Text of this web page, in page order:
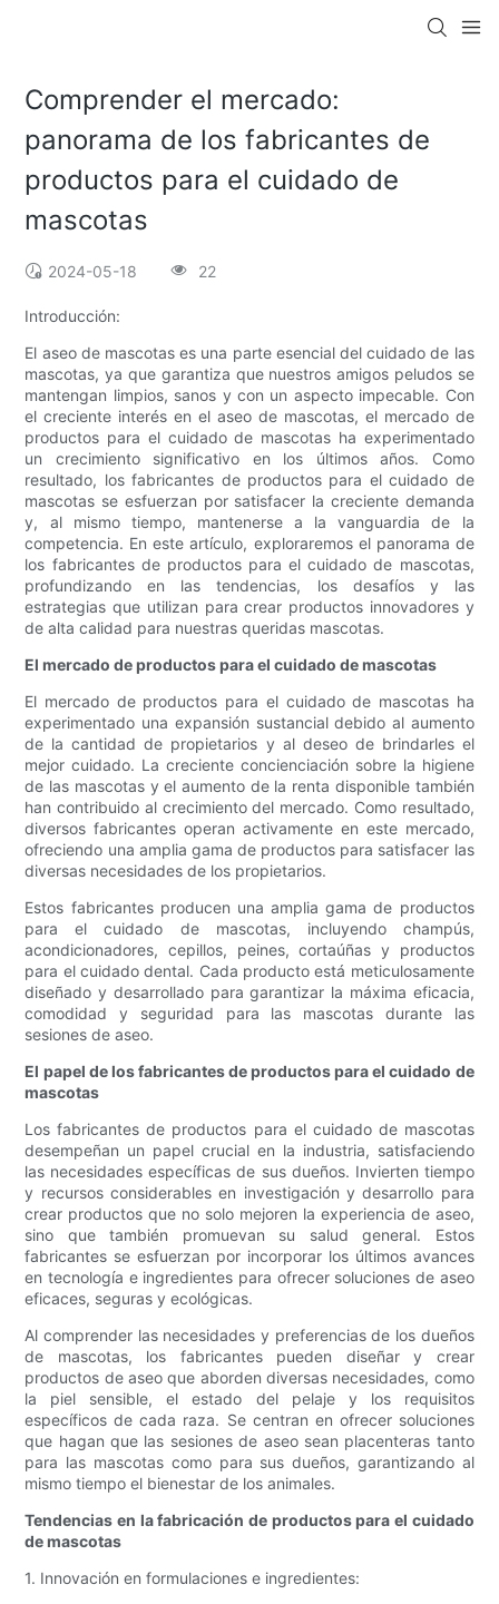
Comprender el mercado:
panorama de los fabricantes de
productos para el cuidado de
mascotas
2024-05-18 22
Introducción:
El aseo de mascotas es una parte esencial del cuidado de las
mascotas, ya que garantiza que nuestros amigos peludos se
mantengan limpios, sanos y con un aspecto impecable. Con
el creciente interés en el aseo de mascotas, el mercado de
productos para el cuidado de mascotas ha experimentado
un crecimiento significativo en los últimos años. Como
resultado, los fabricantes de productos para el cuidado de
mascotas se esfuerzan por satisfacer la creciente demanda
y, al mismo tiempo, mantenerse a la vanguardia de la
competencia. En este artículo, exploraremos el panorama de
los fabricantes de productos para el cuidado de mascotas,
profundizando en las tendencias, los desafíos y las
estrategias que utilizan para crear productos innovadores y
de alta calidad para nuestras queridas mascotas.
El mercado de productos para el cuidado de mascotas
El mercado de productos para el cuidado de mascotas ha
experimentado una expansión sustancial debido al aumento
de la cantidad de propietarios y al deseo de brindarles el
mejor cuidado. La creciente concienciación sobre la higiene
de las mascotas y el aumento de la renta disponible también
han contribuido al crecimiento del mercado. Como resultado,
diversos fabricantes operan activamente en este mercado,
ofreciendo una amplia gama de productos para satisfacer las
diversas necesidades de los propietarios.
Estos fabricantes producen una amplia gama de productos
para el cuidado de mascotas, incluyendo champús,
acondicionadores, cepillos, peines, cortaúñas y productos
para el cuidado dental. Cada producto está meticulosamente
diseñado y desarrollado para garantizar la máxima eficacia,
comodidad y seguridad para las mascotas durante las
sesiones de aseo.
El papel de los fabricantes de productos para el cuidado de
mascotas
Los fabricantes de productos para el cuidado de mascotas
desempeñan un papel crucial en la industria, satisfaciendo
las necesidades específicas de sus dueños. Invierten tiempo
y recursos considerables en investigación y desarrollo para
crear productos que no solo mejoren la experiencia de aseo,
sino que también promuevan su salud general. Estos
fabricantes se esfuerzan por incorporar los últimos avances
en tecnología e ingredientes para ofrecer soluciones de aseo
eficaces, seguras y ecológicas.
Al comprender las necesidades y preferencias de los dueños
de mascotas, los fabricantes pueden diseñar y crear
productos de aseo que aborden diversas necesidades, como
la piel sensible, el estado del pelaje y los requisitos
específicos de cada raza. Se centran en ofrecer soluciones
que hagan que las sesiones de aseo sean placenteras tanto
para las mascotas como para sus dueños, garantizando al
mismo tiempo el bienestar de los animales.
Tendencias en la fabricación de productos para el cuidado
de mascotas
1. Innovación en formulaciones e ingredientes: